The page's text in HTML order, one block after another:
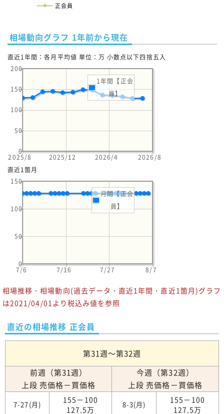
正会員
相場動向グラフ 1年前から現在
直近1年間：各月平均値 単位：万 小数点以下四捨五入
2025/8 2025/12 2026/4 2026/8
0
50
100
150
200
1年間【正会
員】
直近1箇月
7/6 7/16 7/27 8/7
0
50
100
150
月間【正会
員】
相場推移・相場動向(過去データ・直近1年間・直近1箇月)グラフ
は2021/04/01より税込み値を参照
直近の相場推移 正会員
第31週～第32週
前週（第31週）
上段 売価格－買価格
今週（第32週）
上段 売価格－買価格
7-27(月)
155－100
127.5万
8-3(月)
155－100
127.5万